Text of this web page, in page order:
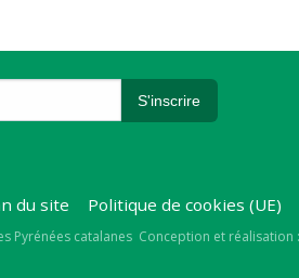
du site Politique de cookies (UE)
Pyrénées catalanes Conception et réalisation